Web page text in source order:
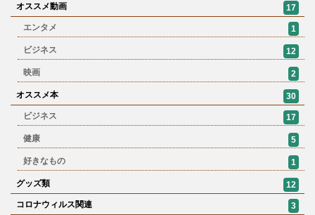
オススメ動画
17
エンタメ
1
ビジネス 12
映画 2
オススメ本
30
ビジネス
17
健康 5
好きなもの 1
グッズ類
12
コロナウィルス関連
3